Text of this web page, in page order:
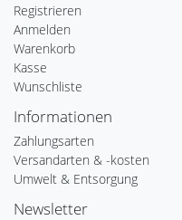
Registrieren
Anmelden
Warenkorb
Kasse
Wunschliste
Informationen
Zahlungsarten
Versandarten & -kosten
Umwelt & Entsorgung
Newsletter